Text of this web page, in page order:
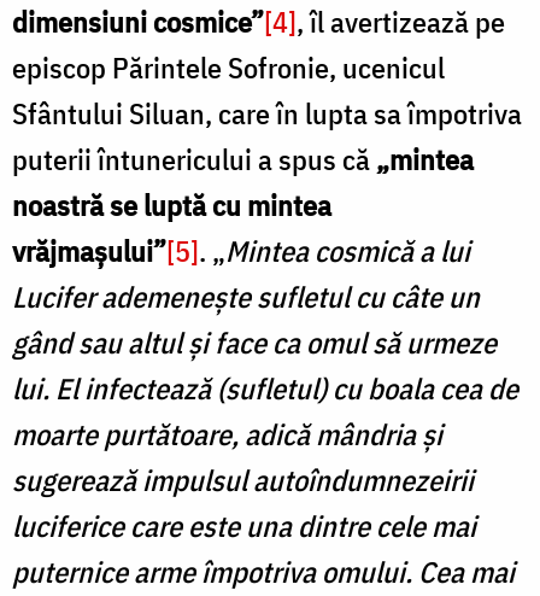
dimensiuni cosmice”[4], îl avertizează pe
episcop Părintele Sofronie, ucenicul
Sfântului Siluan, care în lupta sa împotriva
puterii întunericului a spus că„mintea
noastră se luptă cu mintea
vrăjmașului”[5]. „Mintea cosmică a lui
Lucifer ademenește sufletul cu câte un
gând sau altul și face ca omul să urmeze
lui. El infectează (sufletul) cu boala cea de
moarte purtătoare, adică mândria și
sugerează impulsul autoîndumnezeirii
luciferice care este una dintre cele mai
puternice arme împotriva omului. Cea mai